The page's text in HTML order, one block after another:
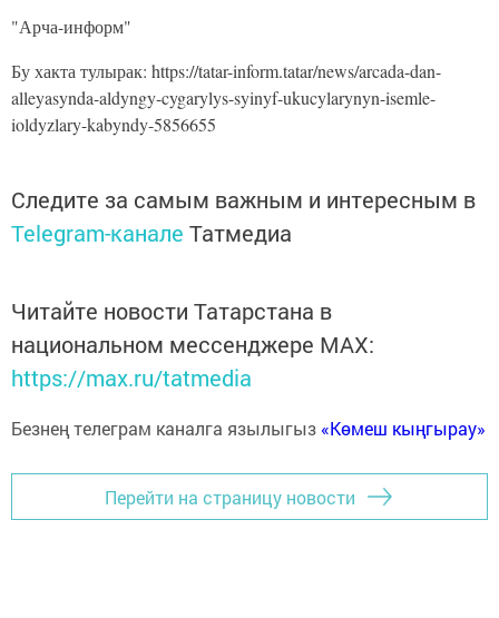
"Арча-информ"
Бу хакта тулырак: https://tatar-inform.tatar/news/arcada-dan-
alleyasynda-aldyngy-cygarylys-syinyf-ukucylarynyn-isemle-
ioldyzlary-kabyndy-5856655
Следите за самым важным и интересным в
Telegram-канале Татмедиа
Читайте новости Татарстана в
национальном мессенджере MАХ:
https://max.ru/tatmedia
Безнең телеграм каналга язылыгыз «Көмеш кыңгырау»
Перейти на страницу новости